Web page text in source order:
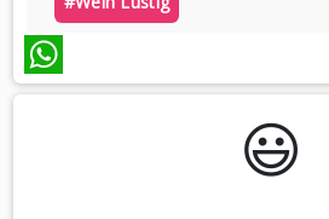
WhatsApp
😃️